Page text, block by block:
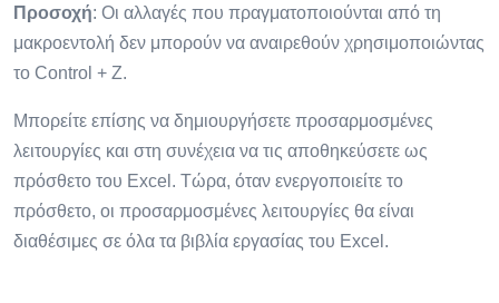
Προσοχή: Οι αλλαγές που πραγματοποιούνται από τη
μακροεντολή δεν μπορούν να αναιρεθούν χρησιμοποιώντας
το Control + Z.
Μπορείτε επίσης να δημιουργήσετε προσαρμοσμένες
λειτουργίες και στη συνέχεια να τις αποθηκεύσετε ως
πρόσθετο του Excel. Τώρα, όταν ενεργοποιείτε το
πρόσθετο, οι προσαρμοσμένες λειτουργίες θα είναι
διαθέσιμες σε όλα τα βιβλία εργασίας του Excel.